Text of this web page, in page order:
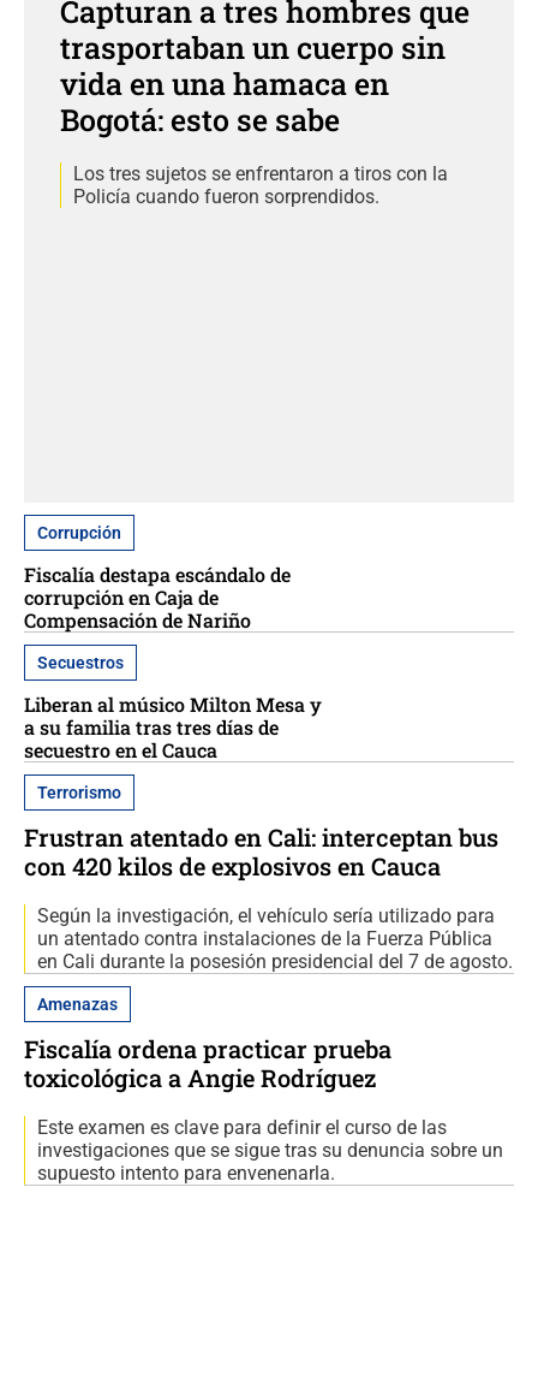
Capturan a tres hombres que
trasportaban un cuerpo sin
vida en una hamaca en
Bogotá: esto se sabe
Los tres sujetos se enfrentaron a tiros con la
Policía cuando fueron sorprendidos.
Corrupción
Fiscalía destapa escándalo de
corrupción en Caja de
Compensación de Nariño
Secuestros
Liberan al músico Milton Mesa y
a su familia tras tres días de
secuestro en el Cauca
Terrorismo
Frustran atentado en Cali: interceptan bus
con 420 kilos de explosivos en Cauca
Según la investigación, el vehículo sería utilizado para
un atentado contra instalaciones de la Fuerza Pública
en Cali durante la posesión presidencial del 7 de agosto.
Amenazas
Fiscalía ordena practicar prueba
toxicológica a Angie Rodríguez
Este examen es clave para definir el curso de las
investigaciones que se sigue tras su denuncia sobre un
supuesto intento para envenenarla.